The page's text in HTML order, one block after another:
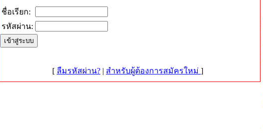
ชื่อเรียก:
รหัสผ่าน:
[ ลืมรหัสผ่าน? | สำหรับผู้ต้องการสมัครใหม่ ]